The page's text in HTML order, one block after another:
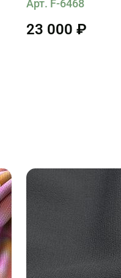
Арт. F-6468
23 000 ₽